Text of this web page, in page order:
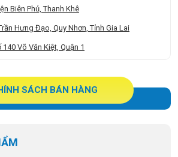
Biên Phủ, Thanh Khê
Hưng Đạo, Quy Nhơn, Tỉnh Gia Lai
140 Võ Văn Kiệt, Quận 1
SÁCH BÁN HÀNG